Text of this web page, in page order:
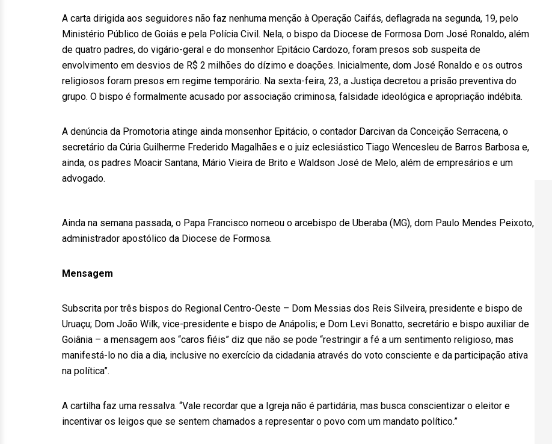
A carta dirigida aos seguidores não faz nenhuma menção à Operação Caifás, deflagrada na segunda, 19, pelo
Ministério Público de Goiás e pela Polícia Civil. Nela, o bispo da Diocese de Formosa Dom José Ronaldo, além
de quatro padres, do vigário-geral e do monsenhor Epitácio Cardozo, foram presos sob suspeita de
envolvimento em desvios de R$ 2 milhões do dízimo e doações. Inicialmente, dom José Ronaldo e os outros
religiosos foram presos em regime temporário. Na sexta-feira, 23, a Justiça decretou a prisão preventiva do
grupo. O bispo é formalmente acusado por associação criminosa, falsidade ideológica e apropriação indébita.
A denúncia da Promotoria atinge ainda monsenhor Epitácio, o contador Darcivan da Conceição Serracena, o
secretário da Cúria Guilherme Frederido Magalhães e o juiz eclesiástico Tiago Wencesleu de Barros Barbosa e,
ainda, os padres Moacir Santana, Mário Vieira de Brito e Waldson José de Melo, além de empresários e um
advogado.
Ainda na semana passada, o Papa Francisco nomeou o arcebispo de Uberaba (MG), dom Paulo Mendes Peixoto,
administrador apostólico da Diocese de Formosa.
Mensagem
Subscrita por três bispos do Regional Centro-Oeste – Dom Messias dos Reis Silveira, presidente e bispo de
Uruaçu; Dom João Wilk, vice-presidente e bispo de Anápolis; e Dom Levi Bonatto, secretário e bispo auxiliar de
Goiânia – a mensagem aos “caros fiéis” diz que não se pode “restringir a fé a um sentimento religioso, mas
manifestá-lo no dia a dia, inclusive no exercício da cidadania através do voto consciente e da participação ativa
na política”.
A cartilha faz uma ressalva. “Vale recordar que a Igreja não é partidária, mas busca conscientizar o eleitor e
incentivar os leigos que se sentem chamados a representar o povo com um mandato político.”